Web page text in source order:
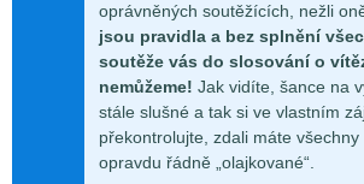
oprávněných soutěžících, nežli
jsou pravidla a bez splnění
soutěže vás do slosování o
nemůžeme! Jak vidíte, šance na
stále slušné a tak si ve vlastním
překontrolujte, zdali máte
opravdu řádně „olajkované“.